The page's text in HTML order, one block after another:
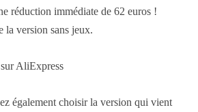
réduction immédiate de 62 euros !
la version sans jeux.
AliExpress
également choisir la version qui vient